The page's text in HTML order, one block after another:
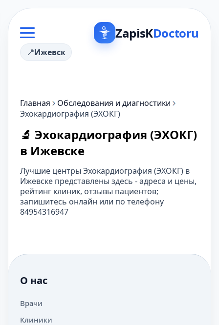
ZapisKDoctoru
Ижевск
Главная
Обследования и диагностики
Эхокардиография (ЭХОКГ)
🔬 Эхокардиография (ЭХОКГ)
в Ижевске
Лучшие центры Эхокардиография (ЭХОКГ) в
Ижевске представлены здесь - адреса и цены,
рейтинг клиник, отзывы пациентов;
запишитесь онлайн или по телефону
84954316947
О нас
Врачи
Клиники